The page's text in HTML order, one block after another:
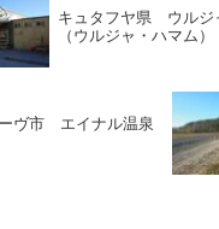
キュタフヤ県 ウルジ
（ウルジャ・ハマム）
ヴ市 エイナル温泉